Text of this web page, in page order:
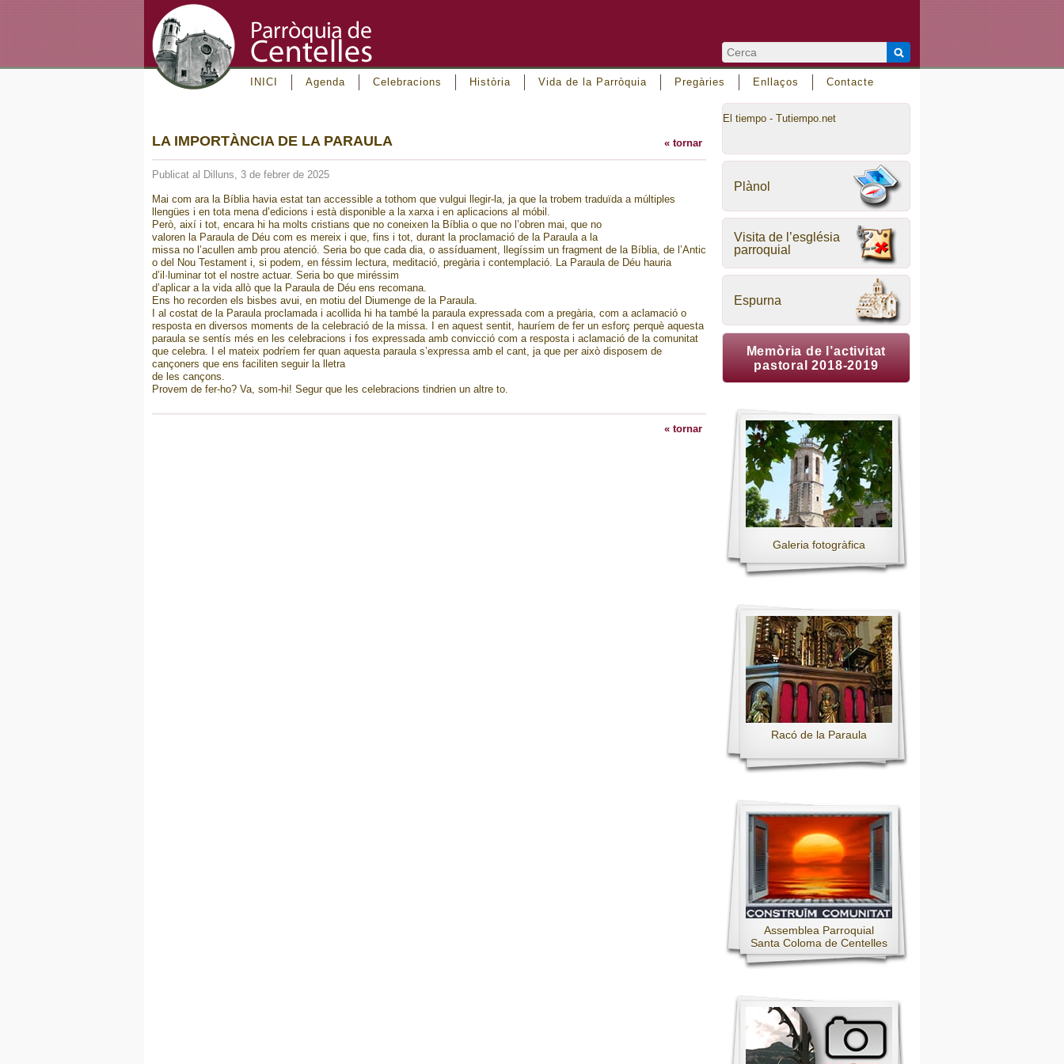
INICI Agenda Celebracions Història Vida de la Parròquia Pregàries Enllaços Contacte
LA IMPORTÀNCIA DE LA PARAULA « tornar
Publicat al Dilluns, 3 de febrer de 2025
Mai com ara la Bíblia havia estat tan accessible a tothom que vulgui llegir-la, ja que la trobem traduïda a múltiples
llengües i en tota mena d’edicions i està disponible a la xarxa i en aplicacions al móbil.
Però, així i tot, encara hi ha molts cristians que no coneixen la Bíblia o que no l’obren mai, que no
valoren la Paraula de Déu com es mereix i que, fins i tot, durant la proclamació de la Paraula a la
missa no l’acullen amb prou atenció. Seria bo que cada dia, o assíduament, llegíssim un fragment de la Bíblia, de l’Antic
o del Nou Testament i, si podem, en féssim lectura, meditació, pregària i contemplació. La Paraula de Déu hauria
d’il·luminar tot el nostre actuar. Seria bo que miréssim
d’aplicar a la vida allò que la Paraula de Déu ens recomana.
Ens ho recorden els bisbes avui, en motiu del Diumenge de la Paraula.
I al costat de la Paraula proclamada i acollida hi ha també la paraula expressada com a pregària, com a aclamació o
resposta en diversos moments de la celebració de la missa. I en aquest sentit, hauríem de fer un esforç perquè aquesta
paraula se sentís més en les celebracions i fos expressada amb convicció com a resposta i aclamació de la comunitat
que celebra. I el mateix podríem fer quan aquesta paraula s’expressa amb el cant, ja que per això disposem de
cançoners que ens faciliten seguir la lletra
de les cançons.
Provem de fer-ho? Va, som-hi! Segur que les celebracions tindrien un altre to.
« tornar
El tiempo - Tutiempo.net
Plànol
Visita de l’església
parroquial
Espurna
Memòria de l’activitat
pastoral 2018-2019
Galeria fotogràfica
Racó de la Paraula
Assemblea Parroquial
Santa Coloma de Centelles